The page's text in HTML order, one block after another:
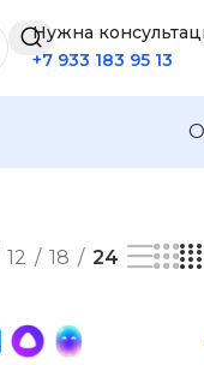
Нужна
+7 933 183 95 13
12 18 24